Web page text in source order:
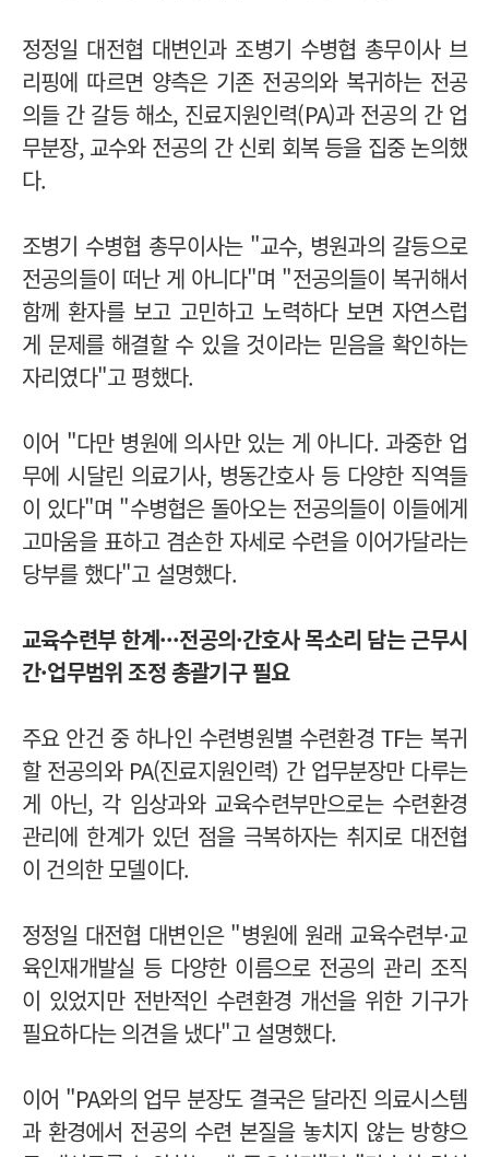
정정일 대전협 대변인과 조병기 수병협 총무이사 브
리핑에 따르면 양측은 기존 전공의와 복귀하는 전공
의들 간 갈등 해소, 진료지원인력(PA)과 전공의 간 업
무분장, 교수와 전공의 간 신뢰 회복 등을 집중 논의했
다.
조병기 수병협 총무이사는 "교수, 병원과의 갈등으로
전공의들이 떠난 게 아니다"며 "전공의들이 복귀해서
함께 환자를 보고 고민하고 노력하다 보면 자연스럽
게 문제를 해결할 수 있을 것이라는 믿음을 확인하는
자리였다"고 평했다.
이어 "다만 병원에 의사만 있는 게 아니다. 과중한 업
무에 시달린 의료기사, 병동간호사 등 다양한 직역들
이 있다"며 "수병협은 돌아오는 전공의들이 이들에게
고마움을 표하고 겸손한 자세로 수련을 이어가달라는
당부를 했다"고 설명했다.
교육수련부 한계···전공의·간호사 목소리 담는 근무시
간·업무범위 조정 총괄기구 필요
주요 안건 중 하나인 수련병원별 수련환경 TF는 복귀
할 전공의와 PA(진료지원인력) 간 업무분장만 다루는
게 아닌, 각 임상과와 교육수련부만으로는 수련환경
관리에 한계가 있던 점을 극복하자는 취지로 대전협
이 건의한 모델이다.
정정일 대전협 대변인은 "병원에 원래 교육수련부·교
육인재개발실 등 다양한 이름으로 전공의 관리 조직
이 있었지만 전반적인 수련환경 개선을 위한 기구가
필요하다는 의견을 냈다"고 설명했다.
이어 "PA와의 업무 분장도 결국은 달라진 의료시스템
과 환경에서 전공의 수련 본질을 놓치지 않는 방향으